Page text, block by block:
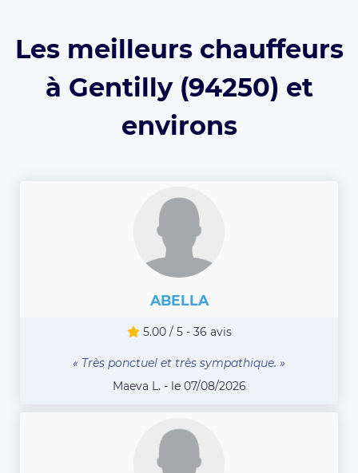
Les meilleurs chauffeurs
à Gentilly (94250) et
environs
ABELLA
5.00 / 5 - 36 avis
« Très ponctuel et très sympathique. »
Maeva L. - le 07/08/2026